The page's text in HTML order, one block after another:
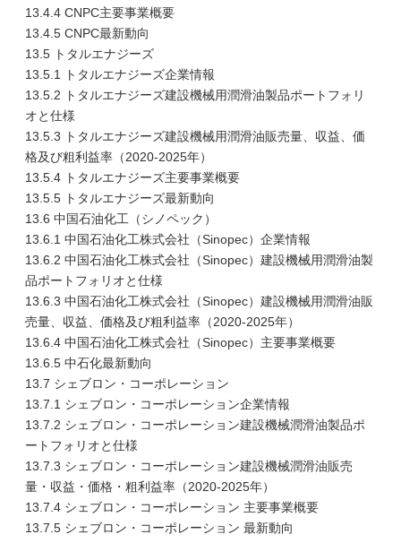
13.4.4 CNPC主要事業概要
13.4.5 CNPC最新動向
13.5 トタルエナジーズ
13.5.1 トタルエナジーズ企業情報
13.5.2 トタルエナジーズ建設機械用潤滑油製品ポートフォリ
オと仕様
13.5.3 トタルエナジーズ建設機械用潤滑油販売量、収益、価
格及び粗利益率（2020-2025年）
13.5.4 トタルエナジーズ主要事業概要
13.5.5 トタルエナジーズ最新動向
13.6 中国石油化工（シノペック）
13.6.1 中国石油化工株式会社（Sinopec）企業情報
13.6.2 中国石油化工株式会社（Sinopec）建設機械用潤滑油製
品ポートフォリオと仕様
13.6.3 中国石油化工株式会社（Sinopec）建設機械用潤滑油販
売量、収益、価格及び粗利益率（2020-2025年）
13.6.4 中国石油化工株式会社（Sinopec）主要事業概要
13.6.5 中石化最新動向
13.7 シェブロン・コーポレーション
13.7.1 シェブロン・コーポレーション企業情報
13.7.2 シェブロン・コーポレーション建設機械潤滑油製品ポ
ートフォリオと仕様
13.7.3 シェブロン・コーポレーション建設機械潤滑油販売
量・収益・価格・粗利益率（2020-2025年）
13.7.4 シェブロン・コーポレーション 主要事業概要
13.7.5 シェブロン・コーポレーション 最新動向